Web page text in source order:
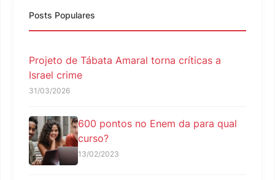
Posts Populares
Projeto de Tábata Amaral torna críticas a
Israel crime
31/03/2026
600 pontos no Enem da para qual
curso?
13/02/2023